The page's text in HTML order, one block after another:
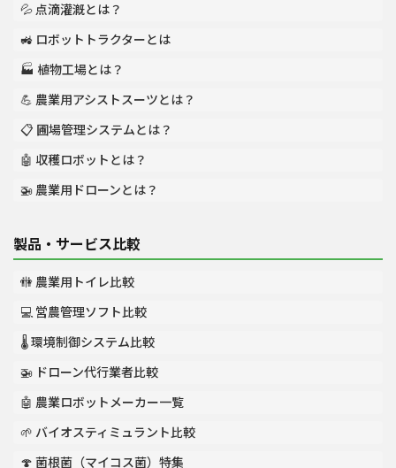
💦 点滴灌漑とは？
🚜 ロボットトラクターとは
🏭 植物工場とは？
💪 農業用アシストスーツとは？
📋 圃場管理システムとは？
🤖 収穫ロボットとは？
🚁 農業用ドローンとは？
製品・サービス比較
🚻 農業用トイレ比較
💻 営農管理ソフト比較
🌡️ 環境制御システム比較
🚁 ドローン代行業者比較
🤖 農業ロボットメーカー一覧
🌱 バイオスティミュラント比較
🍄 菌根菌（マイコス菌）特集